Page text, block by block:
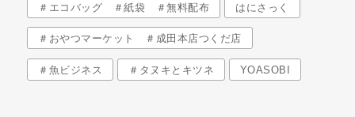
＃エコバッグ ＃紙袋 ＃無料配布 はにさっく
＃おやつマーケット ＃成田本店つくだ店
＃魚ビジネス ＃タヌキとキツネ YOASOBI